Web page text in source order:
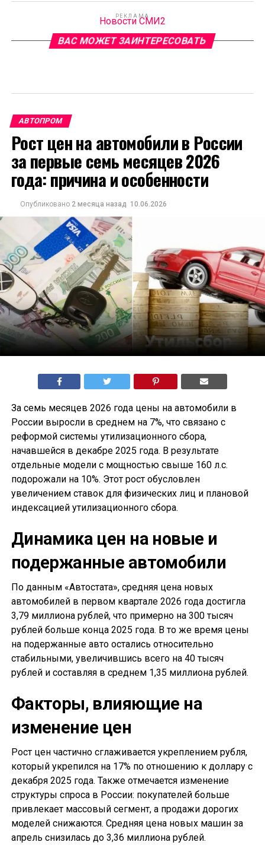
РЕКЛАМА
Новости СМИ2
ВАС МОЖЕТ ЗАИНТЕРЕСОВАТЬ
АВТОПРОМ
Рост цен на автомобили в России
за первые семь месяцев 2026
года: причина и особенности
Опубликовано 2 месяца назад 10.06.2026
За семь месяцев 2026 года цены на автомобили в
России выросли в среднем на 7%, что связано с
реформой системы утилизационного сбора,
начавшейся в декабре 2025 года. В результате
отдельные модели с мощностью свыше 160 л.с.
подорожали на 10%. Этот рост обусловлен
увеличением ставок для физических лиц и плановой
индексацией утилизационного сбора.
Динамика цен на новые и
подержанные автомобили
По данным «Автостата», средняя цена новых
автомобилей в первом квартале 2026 года достигла
3,79 миллиона рублей, что примерно на 300 тысяч
рублей больше конца 2025 года. В то же время цены
на подержанные авто остались относительно
стабильными, увеличившись всего на 40 тысяч
рублей и составляя в среднем 1,35 миллиона рублей.
Факторы, влияющие на
изменение цен
Рост цен частично сглаживается укреплением рубля,
который укрепился на 17% по отношению к доллару с
декабря 2025 года. Также отмечается изменение
структуры спроса в России: покупателей больше
привлекает массовый сегмент, а продажи дорогих
моделей снижаются. Средняя цена новых машин за
апрель снизилась до 3,36 миллиона рублей.